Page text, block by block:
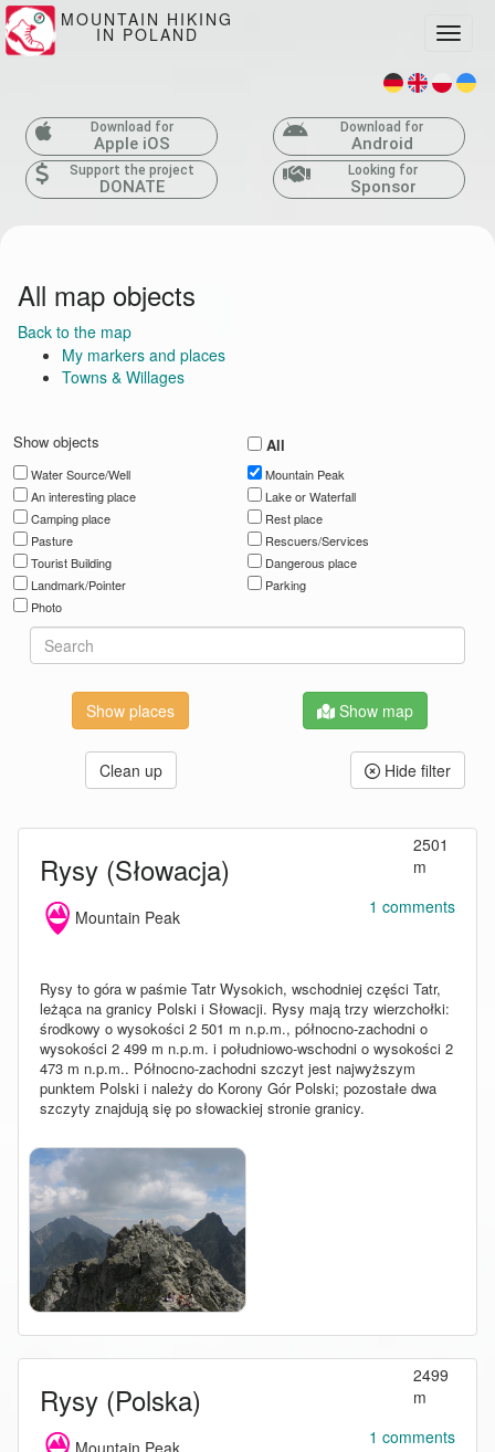
MOUNTAIN HIKING
IN POLAND
Download for
Apple iOS
Download for
Android
Support the project
DONATE
Looking for
Sponsor
All map objects
Back to the map
My markers and places
Towns & Willages
Show objects
Water Source/Well
An interesting place
Camping place
Pasture
Tourist Building
Landmark/Pointer
Photo
All
Mountain Peak
Lake or Waterfall
Rest place
Rescuers/Services
Dangerous place
Parking
Show map
Clean up Hide filter
Rysy (Słowacja)
2501
m
Mountain Peak
1 comments
Rysy to góra w paśmie Tatr Wysokich, wschodniej części Tatr,
leżąca na granicy Polski i Słowacji. Rysy mają trzy wierzchołki:
środkowy o wysokości 2 501 m n.p.m., północno-zachodni o
wysokości 2 499 m n.p.m. i południowo-wschodni o wysokości 2
473 m n.p.m.. Północno-zachodni szczyt jest najwyższym
punktem Polski i należy do Korony Gór Polski; pozostałe dwa
szczyty znajdują się po słowackiej stronie granicy.
Rysy (Polska)
2499
m
1 comments